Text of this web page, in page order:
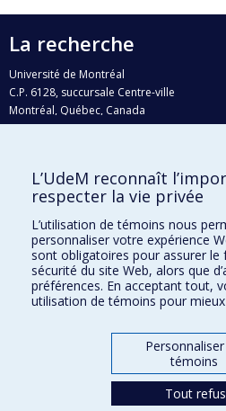
La recherche
Université de Montréal
C.P. 6128, succursale Centre-ville
Montréal, Québec, Canada
H3C 3J7
Qui fait quoi?
Nous trouver
Plan du site
Accessibilité
L’UdeM reconnaît
respecter la vie privée
L’utilisation de témoins nous
personnaliser votre expérience
sont obligatoires pour assurer
sécurité du site Web, alors que
préférences. En acceptant tout,
utilisation de témoins pour
témoins
Tout